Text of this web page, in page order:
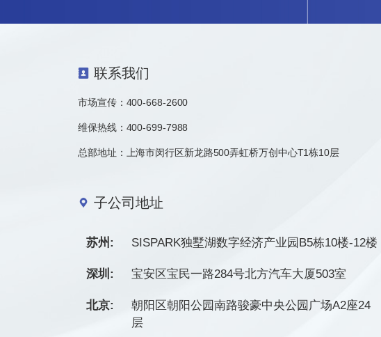
联系我们
市场宣传： 400-668-2600
维保热线：400-699-7988
总部地址：上海市闵行区新龙路500弄虹桥万创中心T1栋10层
子公司地址
苏州: SISPARK独墅湖数字经济产业园B5栋10楼-12楼
深圳: 宝安区宝民一路284号北方汽车大厦503室
北京:
朝阳区朝阳公园南路骏豪中央公园广场A2座24
层